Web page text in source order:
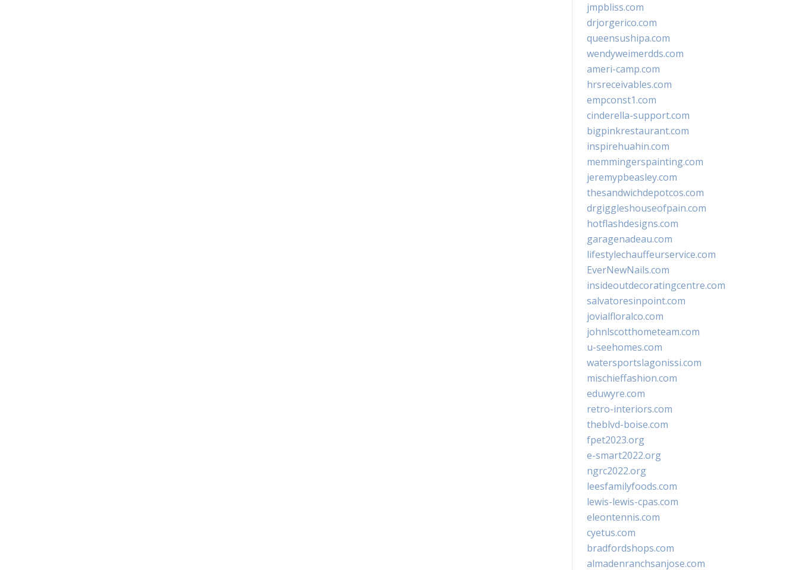
jmpbliss.com
drjorgerico.com
queensushipa.com
wendyweimerdds.com
ameri-camp.com
hrsreceivables.com
empconst1.com
cinderella-support.com
bigpinkrestaurant.com
inspirehuahin.com
memmingerspainting.com
jeremypbeasley.com
thesandwichdepotcos.com
drgiggleshouseofpain.com
hotflashdesigns.com
garagenadeau.com
lifestylechauffeurservice.com
EverNewNails.com
insideoutdecoratingcentre.com
salvatoresinpoint.com
jovialfloralco.com
johnlscotthometeam.com
u-seehomes.com
watersportslagonissi.com
mischieffashion.com
eduwyre.com
retro-interiors.com
theblvd-boise.com
fpet2023.org
e-smart2022.org
ngrc2022.org
leesfamilyfoods.com
lewis-lewis-cpas.com
eleontennis.com
cyetus.com
bradfordshops.com
almadenranchsanjose.com